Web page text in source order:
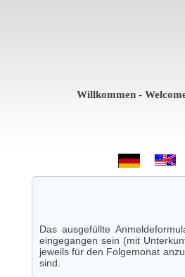
Willkommen - Welcome -
Das ausgefüllte
eingegangen sein (mit
jeweils für den Folgemonat
sind.